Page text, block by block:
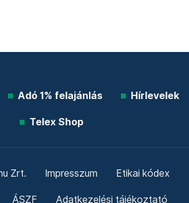
Adó 1% felajánlás Hírlevelek
Telex Shop
Zrt. Impresszum Etikai kódex
ÁSZF Adatkezelési tájékoztató